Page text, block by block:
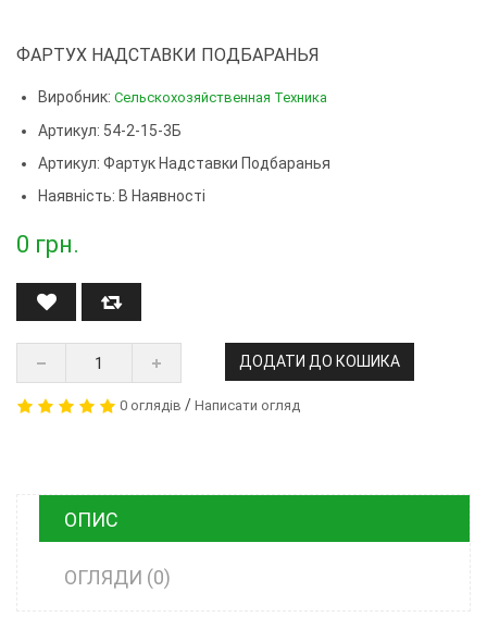
ФАРТУХ НАДСТАВКИ ПОДБАРАНЬЯ
Виробник: Сельскохозяйственная Техника
Артикул: 54-2-15-3Б
Артикул: Фартук Надставки Подбаранья
Наявність: В Наявності
0 грн.
ДОДАТИ ДО КОШИКА
0 оглядів / Написати огляд
ОПИС
ОГЛЯДИ (0)